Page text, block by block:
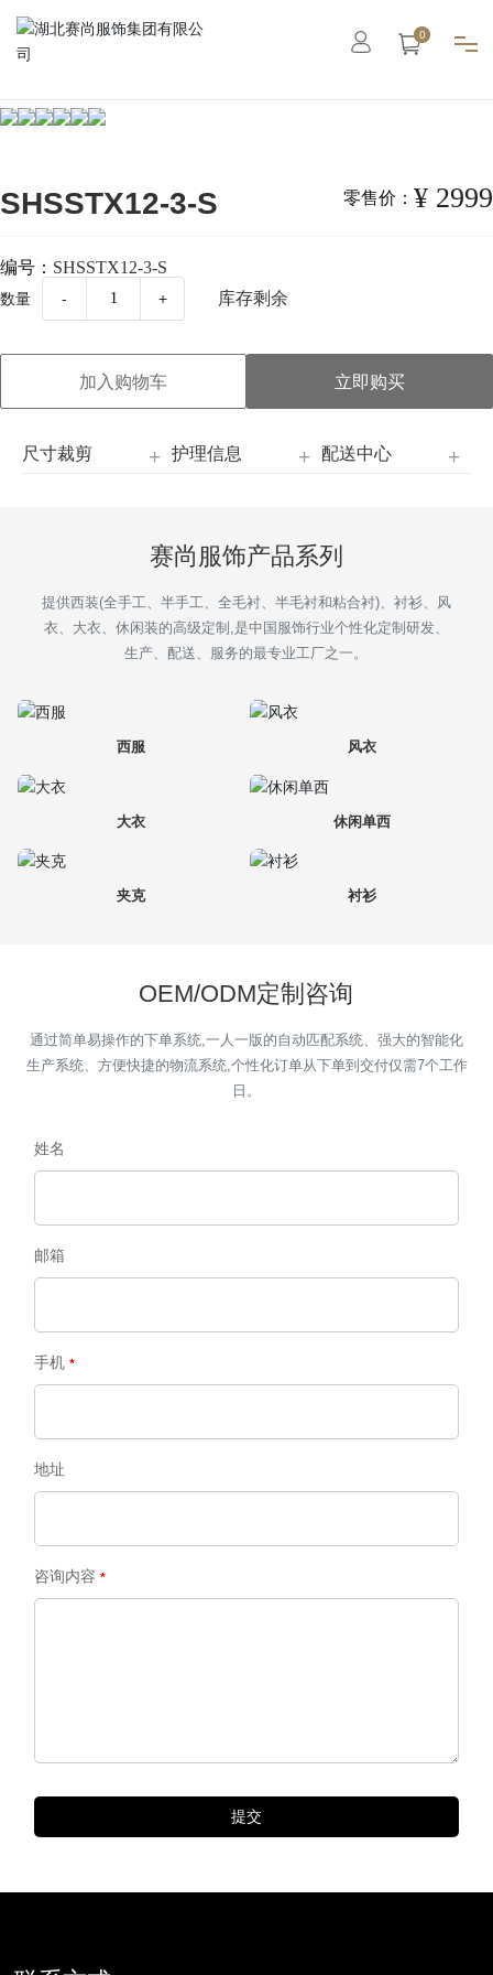
首页
成衣系列
职业装
联系我们
0
SHSSTX12-3-S 零售价： ¥ 2999
编号： SHSSTX12-3-S
数量 - + 库存剩余
加入购物车 立即购买
尺寸裁剪 护理信息 配送中心
赛尚服饰产品系列
提供西装(全手工、半手工、全毛衬、半毛衬和粘合衬)、衬衫、风
衣、大衣、休闲装的高级定制,是中国服饰行业个性化定制研发、
生产、配送、服务的最专业工厂之一。
西服 风衣
大衣 休闲单西
夹克 衬衫
OEM/ODM定制咨询
通过简单易操作的下单系统,一人一版的自动匹配系统、强大的智能化
生产系统、方便快捷的物流系统,个性化订单从下单到交付仅需7个工作
日。
姓名
邮箱
手机
地址
咨询内容
提交